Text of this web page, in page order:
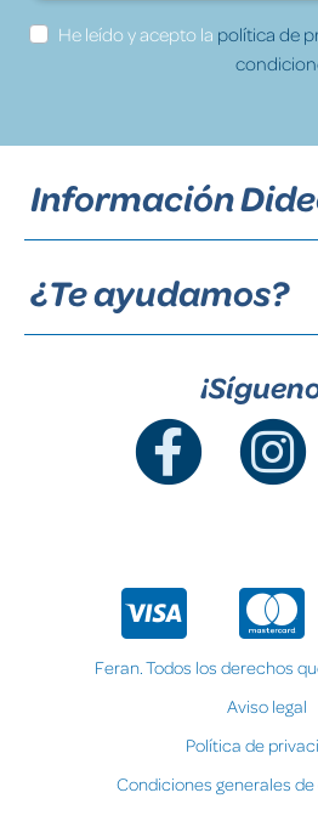
He leído y acepto la política de
Información
¿Te ayudamos?
Feran. Todos los derechos
Aviso legal
Política de
Condiciones generales